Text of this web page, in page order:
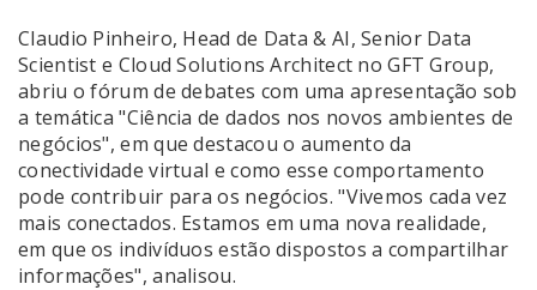
Claudio Pinheiro, Head de Data & AI, Senior Data
Scientist e Cloud Solutions Architect no GFT Group,
abriu o fórum de debates com uma apresentação sob
a temática "Ciência de dados nos novos ambientes de
negócios", em que destacou o aumento da
conectividade virtual e como esse comportamento
pode contribuir para os negócios. "Vivemos cada vez
mais conectados. Estamos em uma nova realidade,
em que os indivíduos estão dispostos a compartilhar
informações", analisou.